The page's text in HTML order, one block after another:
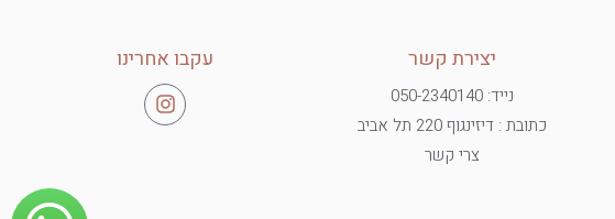
יצירת קשר
נייד: 050-2340140
כתובת : דיזינגוף 220 תל אביב
צרי קשר
עקבו אחרינו